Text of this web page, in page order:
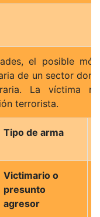
el posible
de un sector
La víctima
terrorista.
Tipo de arma
Victimario o
presunto
agresor